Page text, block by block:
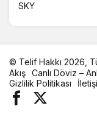
SKY
© Telif Hakkı 2026,
Akış Canlı Döviz –
Gizlilik Politikası